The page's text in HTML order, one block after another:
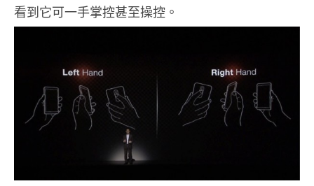
看到它可一手掌控甚至操控。